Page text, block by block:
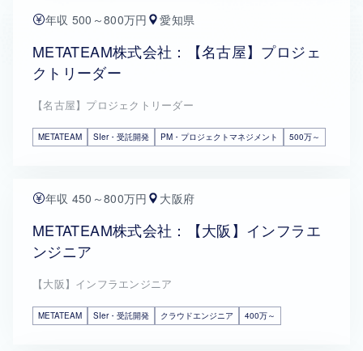
年収 500～800万円 愛知県
METATEAM株式会社：【名古屋】プロジェ
クトリーダー
【名古屋】プロジェクトリーダー
METATEAM SIer・受託開発 PM・プロジェクトマネジメント 500万～
年収 450～800万円 大阪府
METATEAM株式会社：【大阪】インフラエ
ンジニア
【大阪】インフラエンジニア
METATEAM SIer・受託開発 クラウドエンジニア 400万～